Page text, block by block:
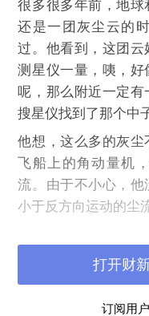
很多很多年前，地
还是一团灰尘云的
过。他看到，这团
测星仪一量，咦，
呢，那么附近一定有
搜星仪找到了那个中
他想，这么多的灰
飞船上的角动量机
流。由于不小心，
小于反方向运动的尘
订阅用
打开财